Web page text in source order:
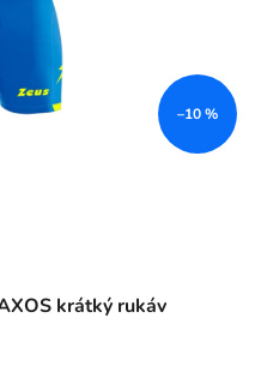
krátký rukáv
–10 %